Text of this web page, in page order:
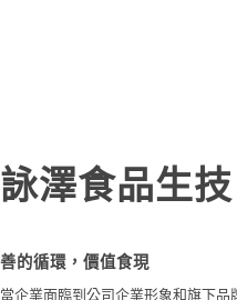
詠澤食品生技
善的循環，價值食現
當企業面臨到公司企業形象和旗下